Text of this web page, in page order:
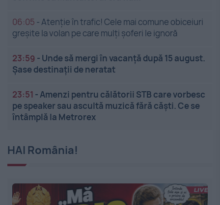
06:05 -Atenție în trafic! Cele mai comune obiceiuri
greșite la volan pe care mulți șoferi le ignoră
23:59 - Unde să mergi în vacanță după 15 august.
Șase destinații de neratat
23:51 -Amenzi pentru călătorii STB care vorbesc
pe speaker sau ascultă muzică fără căști. Ce se
întâmplă la Metrorex
HAI România!